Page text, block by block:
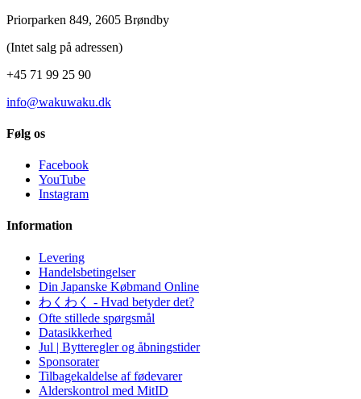
Priorparken 849, 2605 Brøndby
(Intet salg på adressen)
+45 71 99 25 90
info@wakuwaku.dk
Følg os
Facebook
YouTube
Instagram
Information
Levering
Handelsbetingelser
Din Japanske Købmand Online
わくわく - Hvad betyder det?
Ofte stillede spørgsmål
Datasikkerhed
Jul | Bytteregler og åbningstider
Sponsorater
Tilbagekaldelse af fødevarer
Alderskontrol med MitID